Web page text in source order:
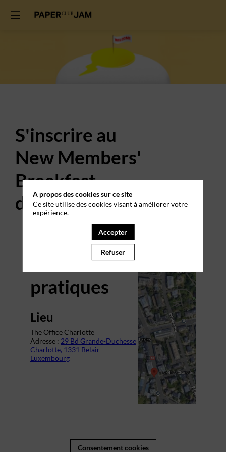
S'inscrire au
New Members'
Breakfast
du 11 février 2026
Informations
pratiques
Lieu
The Office Charlotte
Adresse : 29 Bd Grande-Duchesse
Charlotte, 1331 Belair
Luxembourg
Consentement cookies
A propos des cookies sur ce site
Ce site utilise des cookies visant à améliorer votre
expérience.
Accepter
Refuser